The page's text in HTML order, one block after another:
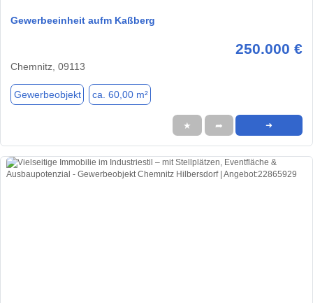
Gewerbeeinheit aufm Kaßberg
250.000 €
Chemnitz, 09113
Gewerbeobjekt ca. 60,00 m²
★ ➦ ➜